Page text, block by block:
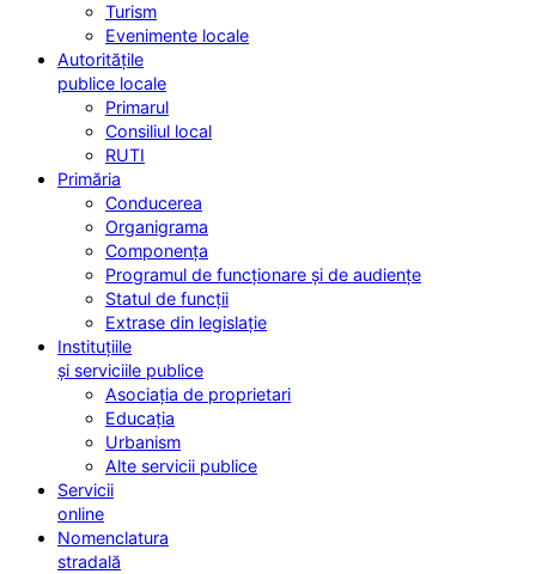
Turism
Evenimente locale
Autoritățile
publice locale
Primarul
Consiliul local
RUTI
Primăria
Conducerea
Organigrama
Componența
Programul de funcționare și de audiențe
Statul de funcții
Extrase din legislație
Instituțiile
și serviciile publice
Asociația de proprietari
Educația
Urbanism
Alte servicii publice
Servicii
online
Nomenclatura
stradală